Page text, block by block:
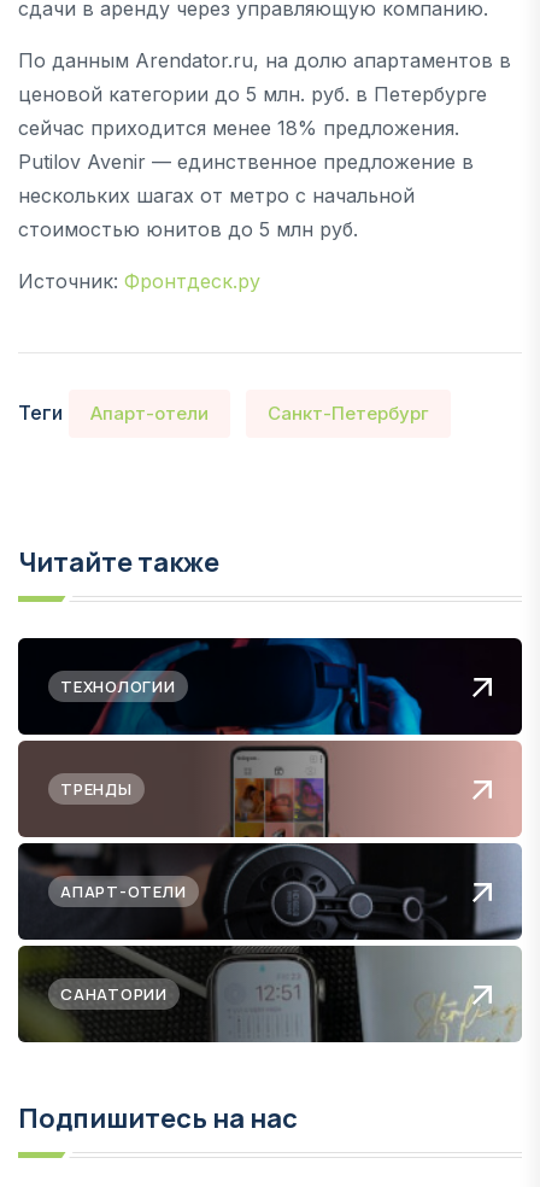
сдачи в аренду через управляющую компанию.
По данным Arendator.ru, на долю апартаментов в
ценовой категории до 5 млн. руб. в Петербурге
сейчас приходится менее 18% предложения.
Putilov Avenir — единственное предложение в
нескольких шагах от метро с начальной
стоимостью юнитов до 5 млн руб.
Источник: Фронтдеск.ру
Теги Апарт-отели Санкт-Петербург
Читайте также
ТЕХНОЛОГИИ
ТРЕНДЫ
АПАРТ-ОТЕЛИ
САНАТОРИИ
Подпишитесь на нас